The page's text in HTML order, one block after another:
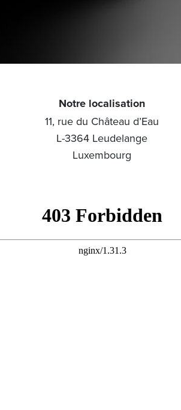
Notre localisation
11, rue du Château d’Eau
L-3364 Leudelange
Luxembourg